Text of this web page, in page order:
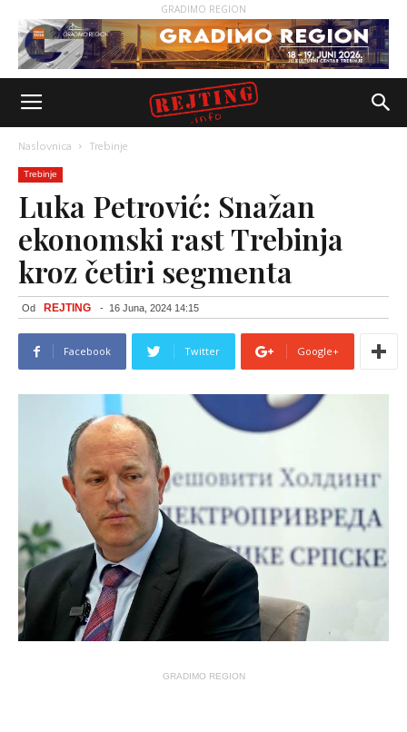
GRADIMO REGION
Naslovnica Trebinje
Trebinje
Luka Petrović: Snažan
ekonomski rast Trebinja
kroz četiri segmenta
Od REJTING - 16 Juna, 2024 14:15
Facebook Twitter Google+
GRADIMO REGION